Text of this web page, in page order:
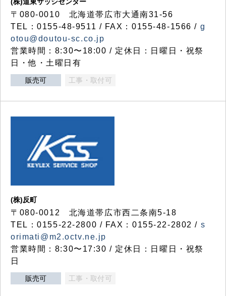
〒080-0010 北海道帯広市大通南31-56
TEL：0155-48-9511 / FAX：0155-48-1566 / g
otou@doutou-sc.co.jp
営業時間：8:30〜18:00 / 定休日：日曜日・祝祭
日・他・土曜日有
販売可 工事・取付可
(株)反町
〒080-0012 北海道帯広市西二条南5-18
TEL：0155-22-2800 / FAX：0155-22-2802 / s
orimati@m2.octv.ne.jp
営業時間：8:30〜17:30 / 定休日：日曜日・祝祭
日
販売可 工事・取付可